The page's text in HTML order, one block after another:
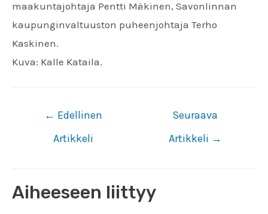
maakuntajohtaja Pentti Mäkinen, Savonlinnan
kaupunginvaltuuston puheenjohtaja Terho
Kaskinen.
Kuva: Kalle Kataila.
Artikkelien
← Edellinen
Artikkeli
Seuraava
Artikkeli →
Aiheeseen liittyy